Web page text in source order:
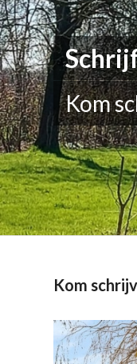
Kom
Kom